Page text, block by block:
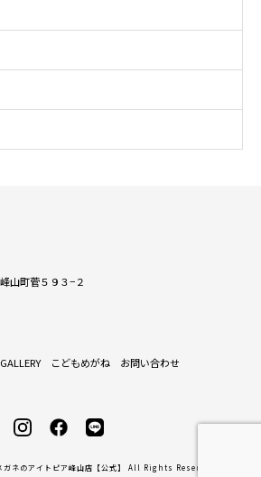
山町菅５９３−２
GALLERY こどもめがね
お問い合わせ
ネのアイトピア峰山店【公式】 All Rights Reserved.